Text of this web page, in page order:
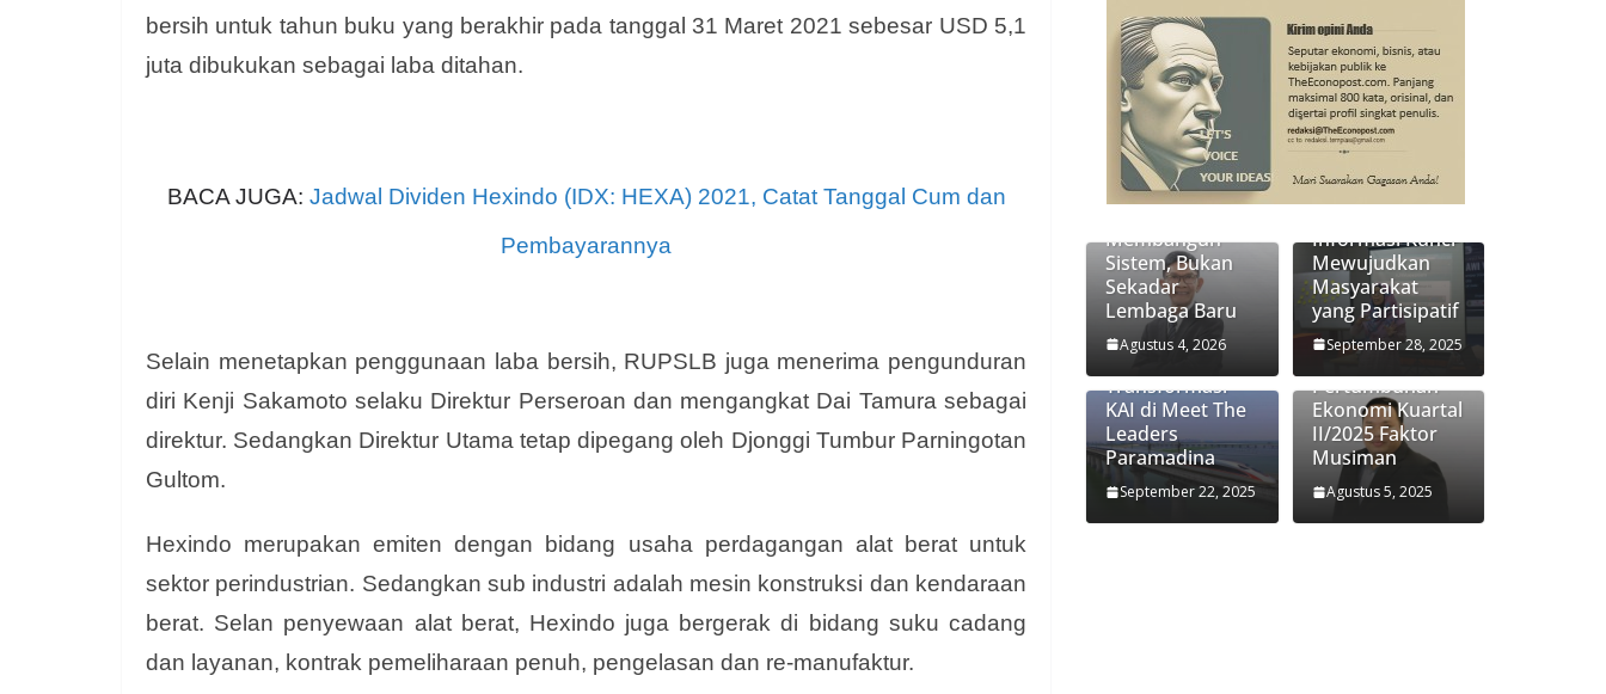
bersih untuk tahun buku yang berakhir pada tanggal 31 Maret 2021 sebesar USD 5,1
juta dibukukan sebagai laba ditahan.
BACA JUGA: Jadwal Dividen Hexindo (IDX: HEXA) 2021, Catat Tanggal Cum dan
Pembayarannya
Selain menetapkan penggunaan laba bersih, RUPSLB juga menerima pengunduran
diri Kenji Sakamoto selaku Direktur Perseroan dan mengangkat Dai Tamura sebagai
direktur. Sedangkan Direktur Utama tetap dipegang oleh Djonggi Tumbur Parningotan
Gultom.
Hexindo merupakan emiten dengan bidang usaha perdagangan alat berat untuk
sektor perindustrian. Sedangkan sub industri adalah mesin konstruksi dan kendaraan
berat. Selan penyewaan alat berat, Hexindo juga bergerak di bidang suku cadang
dan layanan, kontrak pemeliharaan penuh, pengelasan dan re-manufaktur.
Transformasi
Membangun
Sistem, Bukan
Sekadar
Lembaga Baru
Agustus 4, 2026
Informasi Kunci
Mewujudkan
Masyarakat
yang Partisipatif
September 28, 2025
Didiek
Hartantyo
Ungkap Kunci
Transformasi
KAI di Meet The
Leaders
Paramadina
September 22, 2025
Ekonom
Paramadina
Handi Risza:
Pertumbuhan
Ekonomi Kuartal
II/2025 Faktor
Musiman
Agustus 5, 2025